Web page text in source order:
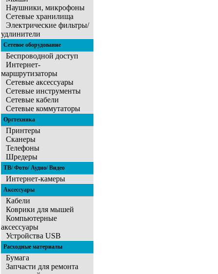
Наушники, микрофоны
Сетевые хранилища
Электрические фильтры/
удлинители
Сетевое оборудование
Беспроводной доступ
Интернет-
маршрутизаторы
Сетевые аксессуары
Сетевые инструменты
Сетевые кабели
Сетевые коммутаторы
Оргтехника
Принтеры
Сканеры
Телефоны
Шредеры
ТВ/ Фото/ Аудио/ Видео
Интернет-камеры
Аксессуары
Кабели
Коврики для мышей
Компьютерные
аксессуары
Устройства USB
Расходные материалы
Бумага
Запчасти для ремонта